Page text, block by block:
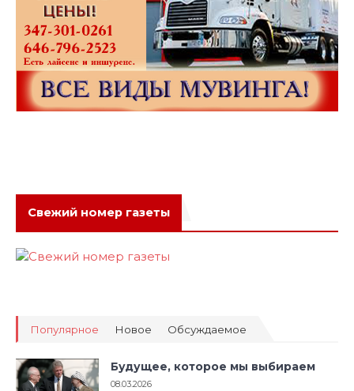
Свежий номер газеты
Популярное Новое Обсуждаемое
Будущее, которое мы выбираем
08.03.2026